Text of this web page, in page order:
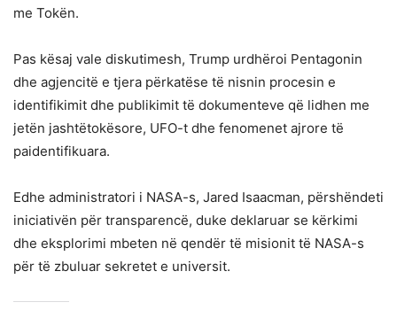
me Tokën.
Pas kësaj vale diskutimesh, Trump urdhëroi Pentagonin
dhe agjencitë e tjera përkatëse të nisnin procesin e
identifikimit dhe publikimit të dokumenteve që lidhen me
jetën jashtëtokësore, UFO-t dhe fenomenet ajrore të
paidentifikuara.
Edhe administratori i NASA-s, Jared Isaacman, përshëndeti
iniciativën për transparencë, duke deklaruar se kërkimi
dhe eksplorimi mbeten në qendër të misionit të NASA-s
për të zbuluar sekretet e universit.